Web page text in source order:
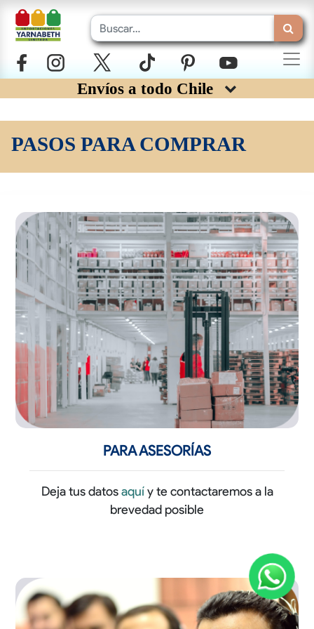
Envíos a todo Chile
PASOS PARA COMPRAR
PARA ASESORÍAS
Deja tus datosaquíy te contactaremos a la
brevedad posible